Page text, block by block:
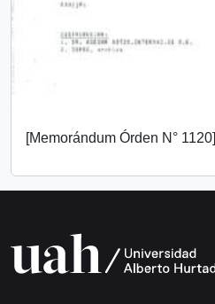
[Memorándum Órden N° 1120]